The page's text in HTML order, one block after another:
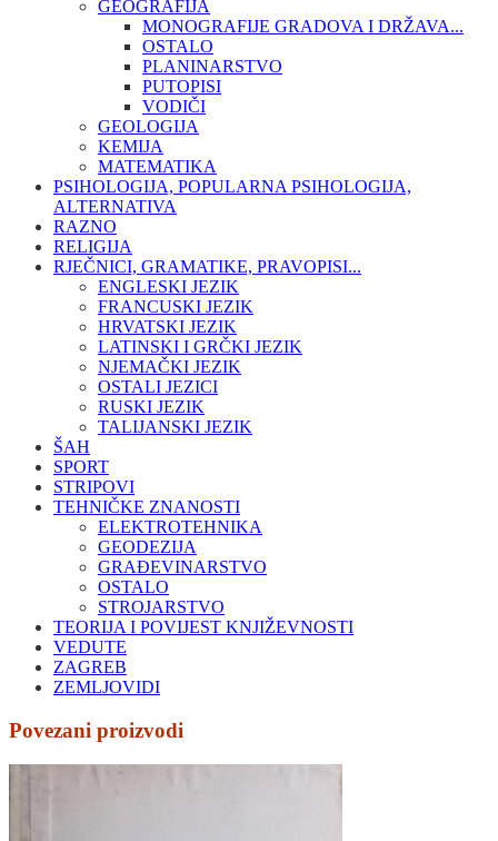
GEOGRAFIJA
MONOGRAFIJE GRADOVA I DRŽAVA...
OSTALO
PLANINARSTVO
PUTOPISI
VODIČI
GEOLOGIJA
KEMIJA
MATEMATIKA
PSIHOLOGIJA, POPULARNA PSIHOLOGIJA,
ALTERNATIVA
RAZNO
RELIGIJA
RJEČNICI, GRAMATIKE, PRAVOPISI...
ENGLESKI JEZIK
FRANCUSKI JEZIK
HRVATSKI JEZIK
LATINSKI I GRČKI JEZIK
NJEMAČKI JEZIK
OSTALI JEZICI
RUSKI JEZIK
TALIJANSKI JEZIK
ŠAH
SPORT
STRIPOVI
TEHNIČKE ZNANOSTI
ELEKTROTEHNIKA
GEODEZIJA
GRAĐEVINARSTVO
OSTALO
STROJARSTVO
TEORIJA I POVIJEST KNJIŽEVNOSTI
VEDUTE
ZAGREB
ZEMLJOVIDI
Povezani proizvodi